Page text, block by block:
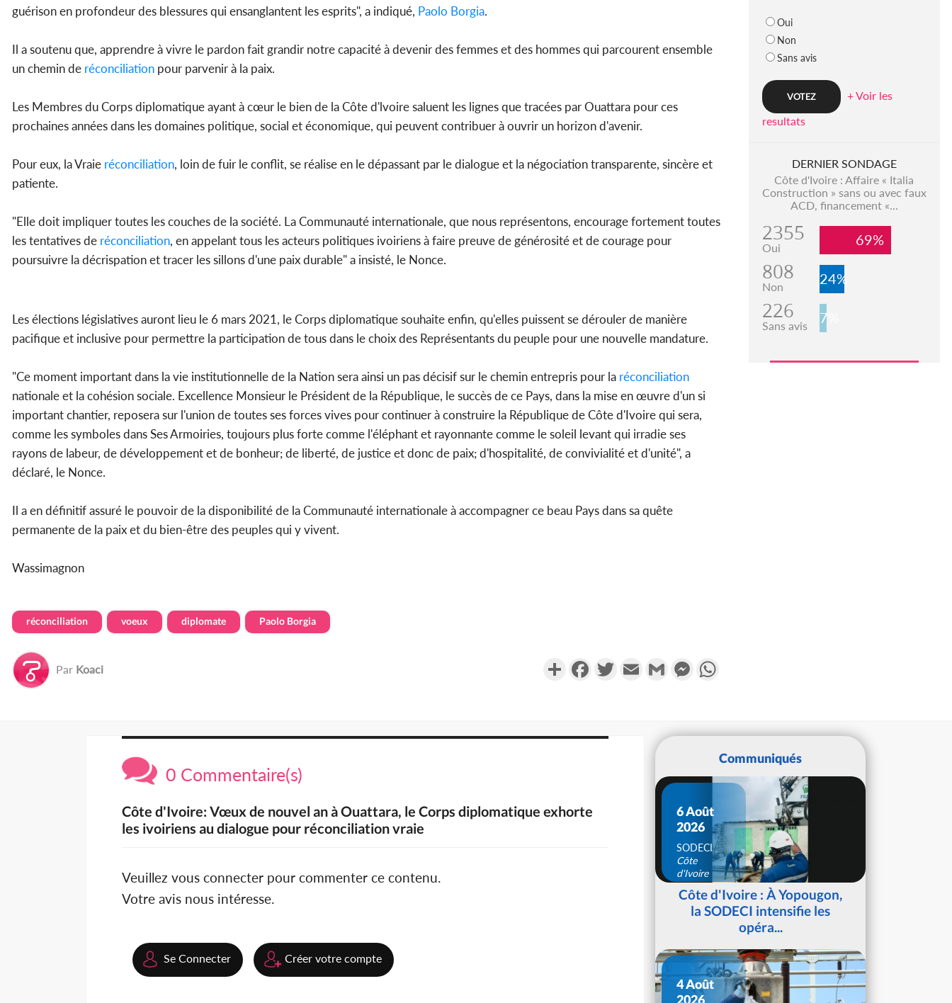
guérison en profondeur des blessures qui ensanglantent les esprits", a indiqué, Paolo Borgia.
Il a soutenu que, apprendre à vivre le pardon fait grandir notre capacité à devenir des femmes et des hommes qui parcourent ensemble
un chemin de réconciliation pour parvenir à la paix.
Les Membres du Corps diplomatique ayant à cœur le bien de la Côte d'lvoire saluent les lignes que tracées par Ouattara pour ces
prochaines années dans les domaines politique, social et économique, qui peuvent contribuer à ouvrir un horizon d'avenir.
Pour eux, la Vraie réconciliation, loin de fuir le conflit, se réalise en le dépassant par le dialogue et la négociation transparente, sincère et
patiente.
"Elle doit impliquer toutes les couches de la société. La Communauté internationale, que nous représentons, encourage fortement toutes
les tentatives de réconciliation, en appelant tous les acteurs politiques ivoiriens à faire preuve de générosité et de courage pour
poursuivre la décrispation et tracer les sillons d'une paix durable" a insisté, le Nonce.
Les élections législatives auront lieu le 6 mars 2021, le Corps diplomatique souhaite enfin, qu'elles puissent se dérouler de manière
pacifique et inclusive pour permettre la participation de tous dans le choix des Représentants du peuple pour une nouvelle mandature.
"Ce moment important dans la vie institutionnelle de la Nation sera ainsi un pas décisif sur le chemin entrepris pour la réconciliation
nationale et la cohésion sociale. Excellence Monsieur le Président de la République, le succès de ce Pays, dans la mise en œuvre d'un si
important chantier, reposera sur l'union de toutes ses forces vives pour continuer à construire la République de Côte d'Ivoire qui sera,
comme les symboles dans Ses Armoiries, toujours plus forte comme l'éléphant et rayonnante comme le soleil levant qui irradie ses
rayons de labeur, de développement et de bonheur; de liberté, de justice et donc de paix; d'hospitalité, de convivialité et d'unité", a
déclaré, le Nonce.
Il a en définitif assuré le pouvoir de la disponibilité de la Communauté internationale à accompagner ce beau Pays dans sa quête
permanente de la paix et du bien-être des peuples qui y vivent.
Wassimagnon
réconciliation voeux diplomate Paolo Borgia
Par Koaci PartagerFacebookTwitterEmail Gmail Messenger
Oui
Non
Sans avis
+ Voir les
resultats
DERNIER SONDAGE
Côte d'Ivoire : Affaire « Italia
Construction » sans ou avec faux
ACD, financement «...
2355
Oui 69%
808
Non 24%
226
Sans avis 7%
0 Commentaire(s)
Côte d'Ivoire: Vœux de nouvel an à Ouattara, le Corps diplomatique exhorte
les ivoiriens au dialogue pour réconciliation vraie
Veuillez vous connecter pour commenter ce contenu.
Votre avis nous intéresse.
Se Connecter Créer votre compte
Communiqués
6 Août
2026
SODECI
Côte
d'Ivoire
Côte d'Ivoire : À Yopougon,
la SODECI intensifie les
opéra...
4 Août
2026